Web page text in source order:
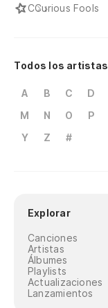
CCurious Fools
Todos los artistas
A B C D
M
N O P
Y
Z #
Explorar
Canciones
Artistas
Álbumes
Playlists
Actualizaciones
Lanzamientos